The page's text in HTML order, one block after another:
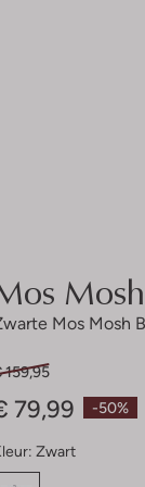
Mosh
Mos Mosh
-50%
159,95
79,99
Zwart